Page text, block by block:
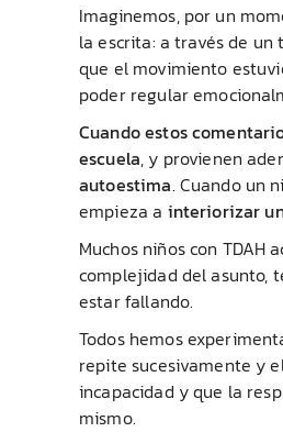
Imaginemos, por un
la escrita: a través de
que el movimiento
poder regular
Cuando estos
escuela, y provienen
autoestima. Cuando un
empieza a interiorizar
Muchos niños con
complejidad del asunto,
estar fallando.
Todos hemos
repite sucesivamente y
incapacidad y que la
mismo.